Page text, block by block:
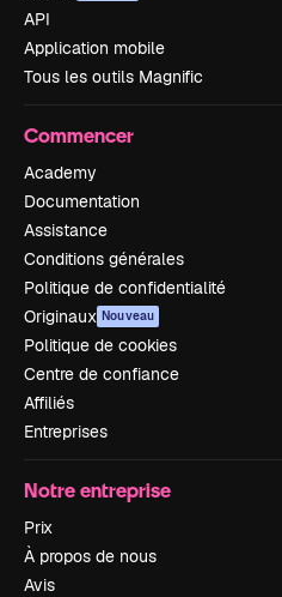
API
Application mobile
Tous les outils Magnific
Commencer
Academy
Documentation
Assistance
Conditions générales
Politique de confidentialité
Originaux Nouveau
Politique de cookies
Centre de confiance
Affiliés
Entreprises
Notre entreprise
Prix
À propos de nous
Avis